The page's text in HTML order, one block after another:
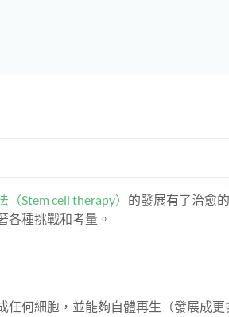
（Stem cell therapy） 的發展有了治愈
各種挑戰和考量。
何細胞，並能夠自體再生（發展成